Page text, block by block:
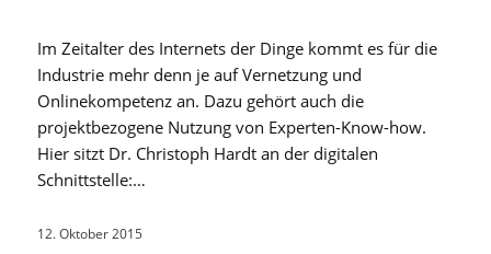
Im Zeitalter des Internets der Dinge kommt es für die
Industrie mehr denn je auf Vernetzung und
Onlinekompetenz an. Dazu gehört auch die
projektbezogene Nutzung von Experten-Know-how.
Hier sitzt Dr. Christoph Hardt an der digitalen
Schnittstelle:…
12. Oktober 2015